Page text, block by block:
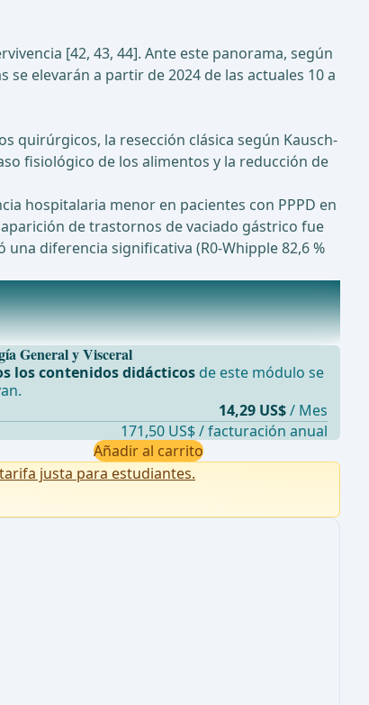
[42, 43, 44]. Ante este panorama, según
elevarán a partir de 2024 de las actuales 10 a
quirúrgicos, la resección clásica según Kausch-
fisiológico de los alimentos y la reducción de
hospitalaria menor en pacientes con PPPD en
de trastornos de vaciado gástrico fue
diferencia significativa (R0-Whipple 82,6 %
General y Visceral
los contenidos didácticosde este módulo se
14,29 US$ / Mes
171,50 US$ / facturación anual
Añadir al carrito
justa para estudiantes.